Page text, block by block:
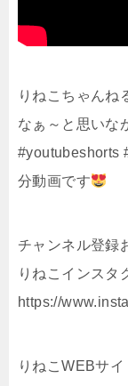
りねこちゃんね
なぁ～と思いな
#youtubeshorts
分動画です
チャンネル登録
りねこインス
https://
りねこWEBサ